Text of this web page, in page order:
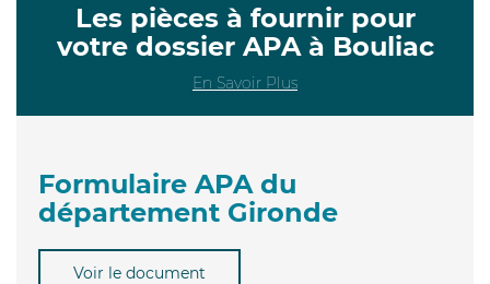
Les pièces à fournir pour
votre dossier APA à Bouliac
En Savoir Plus
Formulaire APA du
département Gironde
Voir le document